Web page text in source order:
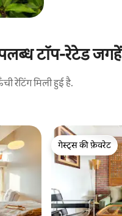
टॉप-रेटेड जगहें
रेटिंग मिली हुई है.
गेस्ट्स की फ़ेवरेट
गेस्ट्स की फ़ेवरेट